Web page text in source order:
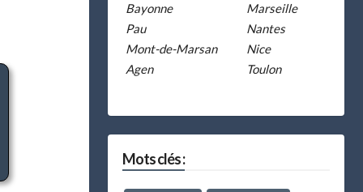
Bayonne
Pau
Mont-de-Marsan
Agen
Marseille
Nantes
Nice
Toulon
Mots clés :